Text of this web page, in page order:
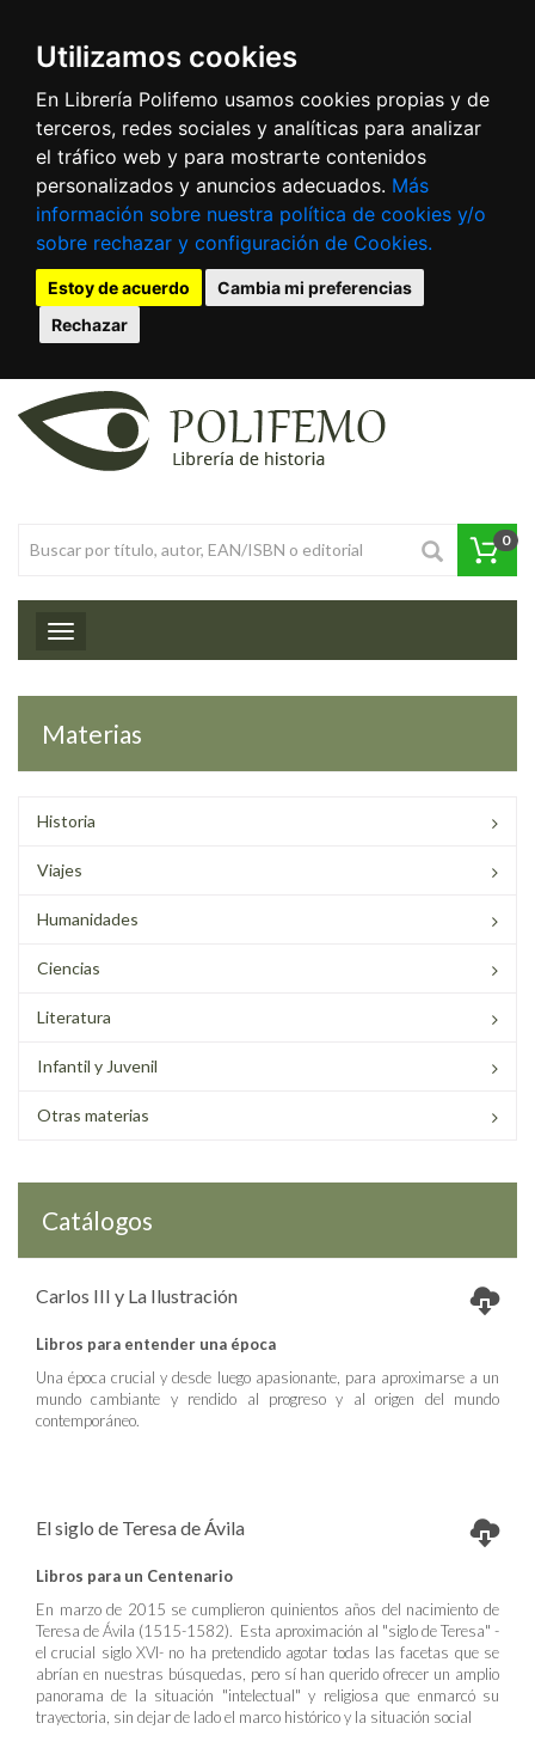
Utilizamos cookies
En Librería Polifemo usamos cookies propias y de
terceros, redes sociales y analíticas para analizar
el tráfico web y para mostrarte contenidos
personalizados y anuncios adecuados. Más
información sobre nuestra política de cookies y/o
sobre rechazar y configuración de Cookies.
Estoy de acuerdo
Cambia mi preferencias
Rechazar
0
Toggle navigation
Materias
Historia
Viajes
Humanidades
Ciencias
Literatura
Infantil y Juvenil
Otras materias
Catálogos
Carlos III y La Ilustración
Libros para entender una época
Una época crucial y desde luego apasionante, para aproximarse a un
mundo cambiante y rendido al progreso y al origen del mundo
contemporáneo.
El siglo de Teresa de Ávila
Libros para un Centenario
En marzo de 2015 se cumplieron quinientos años del nacimiento de
Teresa de Ávila (1515-1582). Esta aproximación al "siglo de Teresa" -
el crucial siglo XVI- no ha pretendido agotar todas las facetas que se
abrían en nuestras búsquedas, pero sí han querido ofrecer un amplio
panorama de la situación "intelectual" y religiosa que enmarcó su
trayectoria, sin dejar de lado el marco histórico y la situación social